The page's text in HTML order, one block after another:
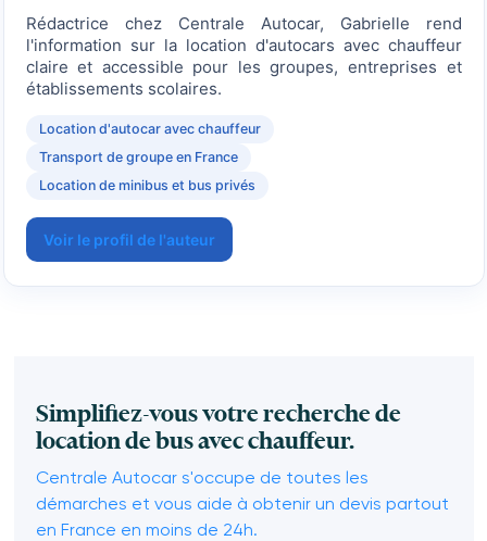
Rédactrice chez Centrale Autocar, Gabrielle rend
l'information sur la location d'autocars avec chauffeur
claire et accessible pour les groupes, entreprises et
établissements scolaires.
Location d'autocar avec chauffeur
Transport de groupe en France
Location de minibus et bus privés
Voir le profil de l'auteur
Simplifiez-vous votre recherche de
location de bus avec chauffeur.
Centrale Autocar s'occupe de toutes les
démarches et vous aide à obtenir un devis partout
en France en moins de 24h.